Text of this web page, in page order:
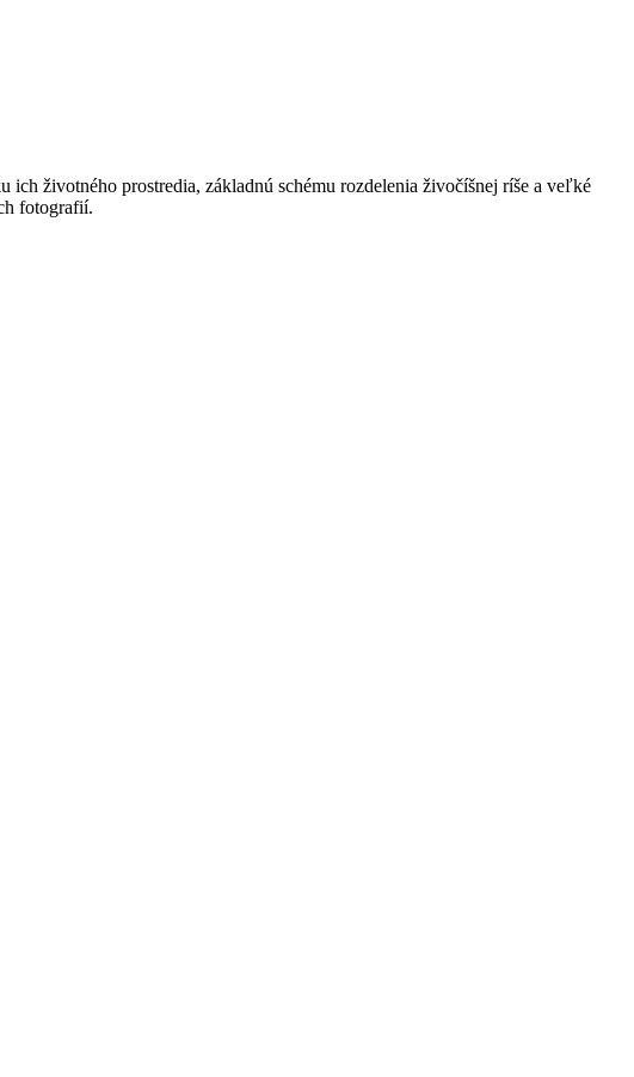
životného prostredia, základnú schému rozdelenia živočíšnej ríše a veľké
fotografií.